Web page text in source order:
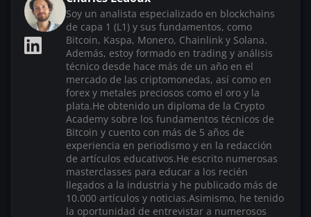
Soy un analista especializado en blockchains
de capa 1 (L1) y sus fundamentos, como
Bitcoin, Kaspa, Monero, Chainlink y Solana.
Además, estoy formado en trading y análisis
técnico desde hace más de un año en el
mercado de las criptomonedas, así como en
forex y metales preciosos como el oro y la
plata.He obtenido un diploma de la Crypto
Academy sobre los fundamentos técnicos de
Bitcoin y cuento con más de 5 años de
experiencia en periodismo y en la redacción
de artículos educativos.He escrito numerosas
masterclasses para educar a los recién
llegados a la industria y he publicado más de
10.000 artículos y noticias.Asimismo, he tenido
la oportunidad de entrevistar a numerosos